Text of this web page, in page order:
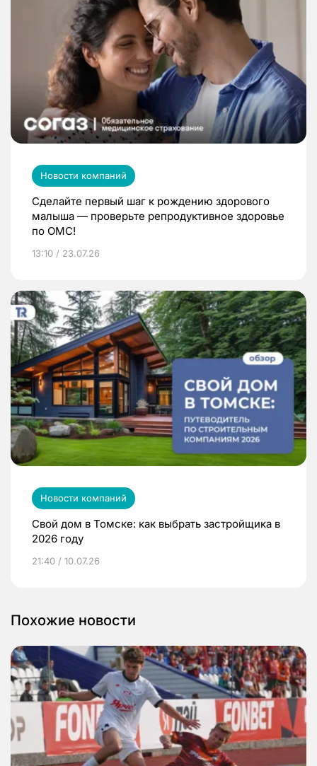
Новости компаний
Сделайте первый шаг к рождению здорового
малыша — проверьте репродуктивное здоровье
по ОМС!
13:10 / 23.07.26
Новости компаний
Свой дом в Томске: как выбрать застройщика в
2026 году
21:40 / 10.07.26
Похожие новости